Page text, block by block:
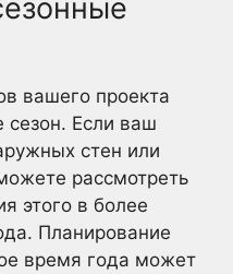
вашего проекта
сезон. Если ваш
стен или
рассмотреть
этого в более
Планирование
время года может